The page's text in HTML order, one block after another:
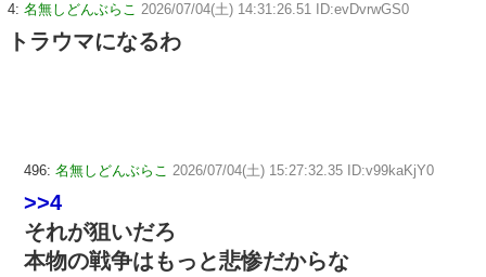
4: 名無しどんぶらこ 2026/07/04(土) 14:31:26.51 ID:evDvrwGS0
トラウマになるわ
496: 名無しどんぶらこ 2026/07/04(土) 15:27:32.35 ID:v99kaKjY0
>>4
それが狙いだろ
本物の戦争はもっと悲惨だからな